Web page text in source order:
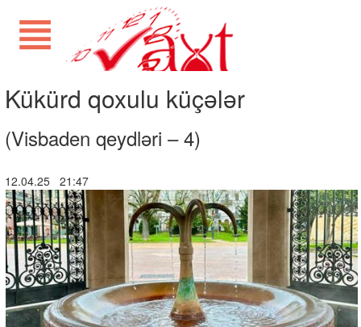
Kükürd qoxulu küçələr
(Visbaden qeydləri – 4)
12.04.25 21:47